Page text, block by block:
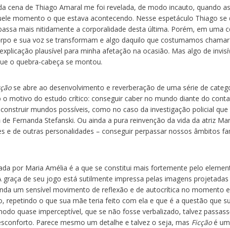
cena de Thiago Amaral me foi revelada, de modo incauto, quando
momento o que estava acontecendo. Nesse espetáculo Thiago se
mais nitidamente a corporalidade desta última. Porém, em uma
e sua voz se transformam e algo daquilo que costumamos
plausível para minha afetação na ocasião. Mas algo de
o quebra-cabeça se montou.
se abre ao desenvolvimento e reverberação de uma série de
o motivo do estudo crítico: conseguir caber no mundo diante do
mundos possíveis, como no caso da investigação policial
Fernanda Stefanski. Ou ainda a pura reinvenção da vida da atriz
e de outras personalidades – conseguir perpassar nossos âmbitos
por Maria Amélia é a que se constitui mais fortemente pelo
graça de seu jogo está sutilmente impressa pelas imagens
um sensível movimento de reflexão e de autocrítica no momento
repetindo o que sua mãe teria feito com ela e que é a questão que
quase imperceptível, que se não fosse verbalizado, talvez
Parece mesmo um detalhe e talvez o seja, mas Ficçãoé